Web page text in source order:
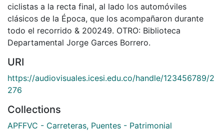
ciclistas a la recta final, al lado los automóviles
clásicos de la Época, que los acompañaron durante
todo el recorrido & 200249. OTRO: Biblioteca
Departamental Jorge Garces Borrero.
URI
https://audiovisuales.icesi.edu.co/handle/123456789/2
276
Collections
APFFVC - Carreteras, Puentes - Patrimonial